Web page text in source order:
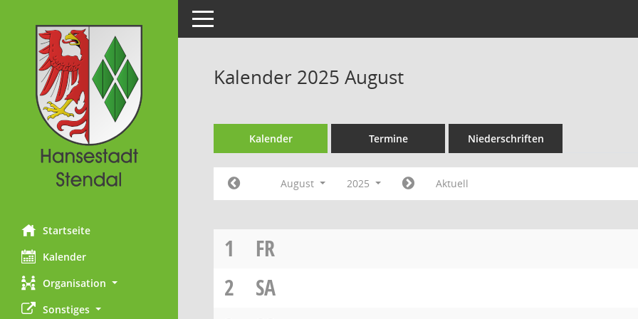
Startseite
Kalender
Organisation
Sonstiges
Toggle navigation
Kalender 2025 August
Kalender Termine Niederschriften
August 2025 Aktuell
1
FR
2
SA